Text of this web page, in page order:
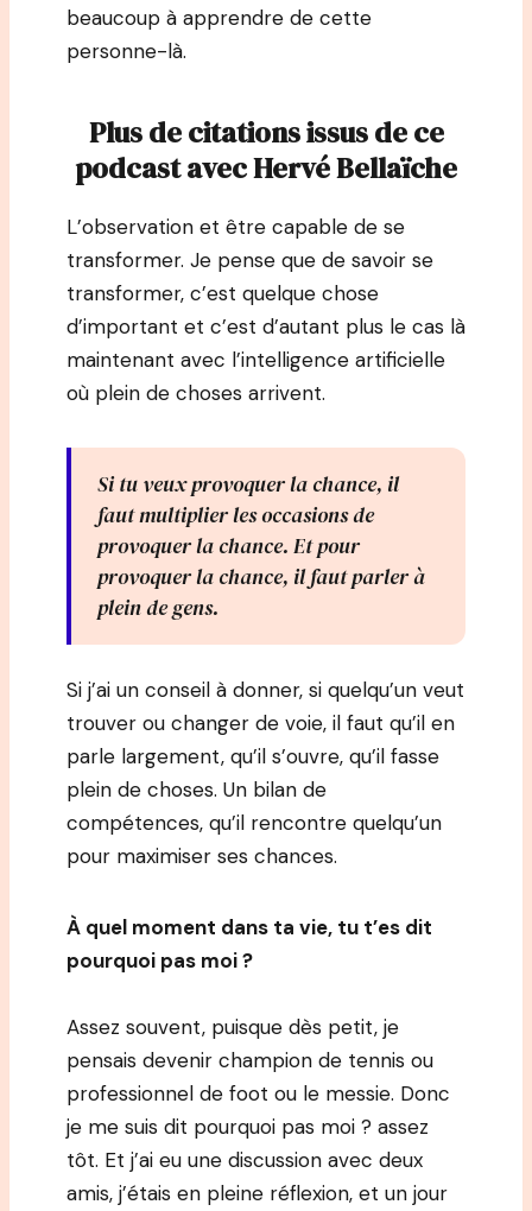
beaucoup à apprendre de cette
personne-là.
Plus de citations issus de ce
podcast avec Hervé Bellaïche
L’observation et être capable de se
transformer. Je pense que de savoir se
transformer, c’est quelque chose
d’important et c’est d’autant plus le cas là
maintenant avec l’intelligence artificielle
où plein de choses arrivent.
Si tu veux provoquer la chance, il
faut multiplier les occasions de
provoquer la chance. Et pour
provoquer la chance, il faut parler à
plein de gens.
Si j’ai un conseil à donner, si quelqu’un veut
trouver ou changer de voie, il faut qu’il en
parle largement, qu’il s’ouvre, qu’il fasse
plein de choses. Un bilan de
compétences, qu’il rencontre quelqu’un
pour maximiser ses chances.
À quel moment dans ta vie, tu t’es dit
pourquoi pas moi ?
Assez souvent, puisque dès petit, je
pensais devenir champion de tennis ou
professionnel de foot ou le messie. Donc
je me suis dit pourquoi pas moi ? assez
tôt. Et j’ai eu une discussion avec deux
amis, j’étais en pleine réflexion, et un jour